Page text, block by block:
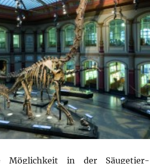
Möglichkeit in der